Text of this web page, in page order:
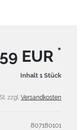
EUR *
Inhalt 1 Stück
zzgl. Versandkosten
807180101